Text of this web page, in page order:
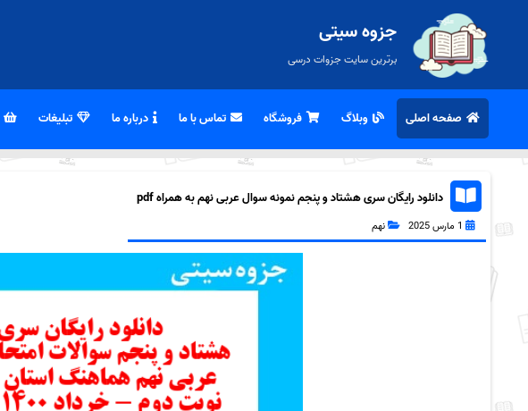
جزوه سیتی
برترین سایت جزوات درسی
صفحه اصلی وبلاگ فروشگاه تماس با ما درباره ما تبلیغات
دانلود رایگان سری هشتاد و پنجم نمونه سوال عربی نهم به همراه pdf
1 مارس 2025 نهم